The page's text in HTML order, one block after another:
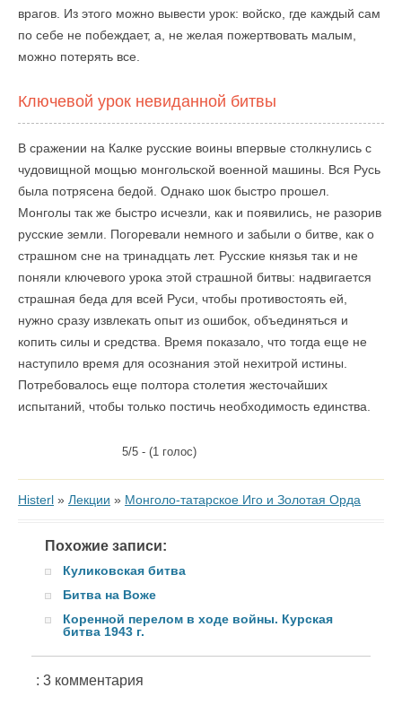
врагов. Из этого можно вывести урок: войско, где каждый сам
по себе не побеждает, а, не желая пожертвовать малым,
можно потерять все.
Ключевой урок невиданной битвы
В сражении на Калке русские воины впервые столкнулись с
чудовищной мощью монгольской военной машины. Вся Русь
была потрясена бедой. Однако шок быстро прошел.
Монголы так же быстро исчезли, как и появились, не разорив
русские земли. Погоревали немного и забыли о битве, как о
страшном сне на тринадцать лет. Русские князья так и не
поняли ключевого урока этой страшной битвы: надвигается
страшная беда для всей Руси, чтобы противостоять ей,
нужно сразу извлекать опыт из ошибок, объединяться и
копить силы и средства. Время показало, что тогда еще не
наступило время для осознания этой нехитрой истины.
Потребовалось еще полтора столетия жесточайших
испытаний, чтобы только постичь необходимость единства.
5/5 - (1 голос)
Histerl » Лекции » Монголо-татарское Иго и Золотая Орда
Похожие записи:
Куликовская битва
Битва на Воже
Коренной перелом в ходе войны. Курская
битва 1943 г.
: 3 комментария